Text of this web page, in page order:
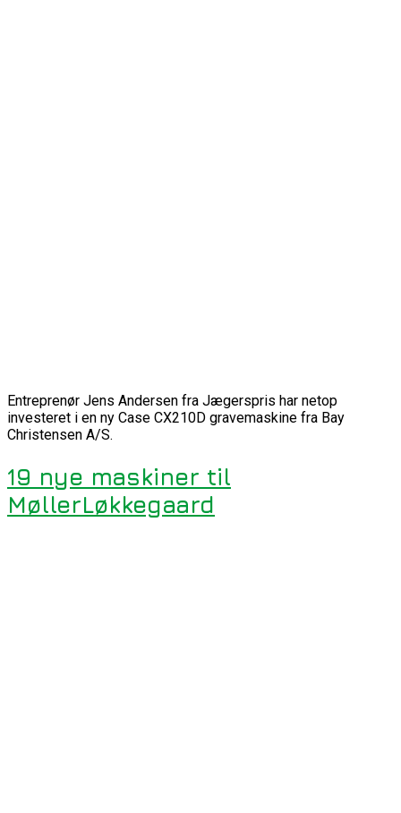
Entreprenør Jens Andersen fra Jægerspris har netop
investeret i en ny Case CX210D gravemaskine fra Bay
Christensen A/S.
19 nye maskiner til
MøllerLøkkegaard